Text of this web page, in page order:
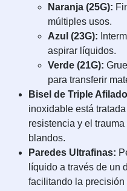
Naranja (25G):
múltiples usos.
Azul (23G):
aspirar líquidos.
Verde (21G):
para transferir
Bisel de Triple
inoxidable está
resistencia y el
blandos.
Paredes Ultrafinas:
líquido a través de un
facilitando la precisión